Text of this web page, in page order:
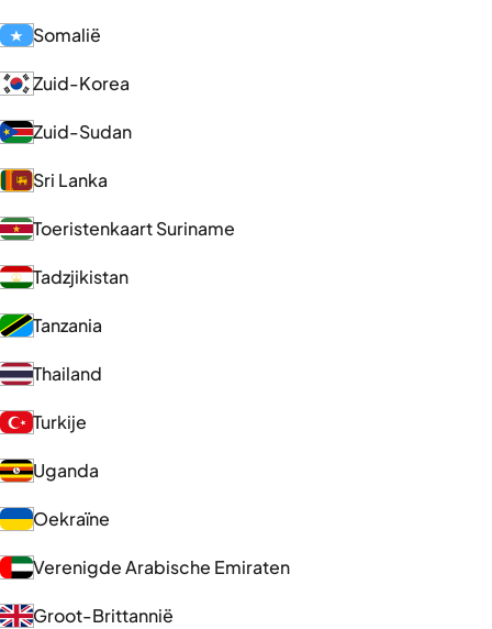
Somalië
Zuid-Korea
Zuid-Sudan
Sri Lanka
Toeristenkaart Suriname
Tadzjikistan
Tanzania
Thailand
Turkije
Uganda
Oekraïne
Verenigde Arabische Emiraten
Groot-Brittannië